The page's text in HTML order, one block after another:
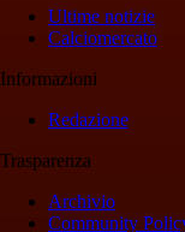
Ultime notizie
Calciomercato
Informazioni
Redazione
Trasparenza
Archivio
Community